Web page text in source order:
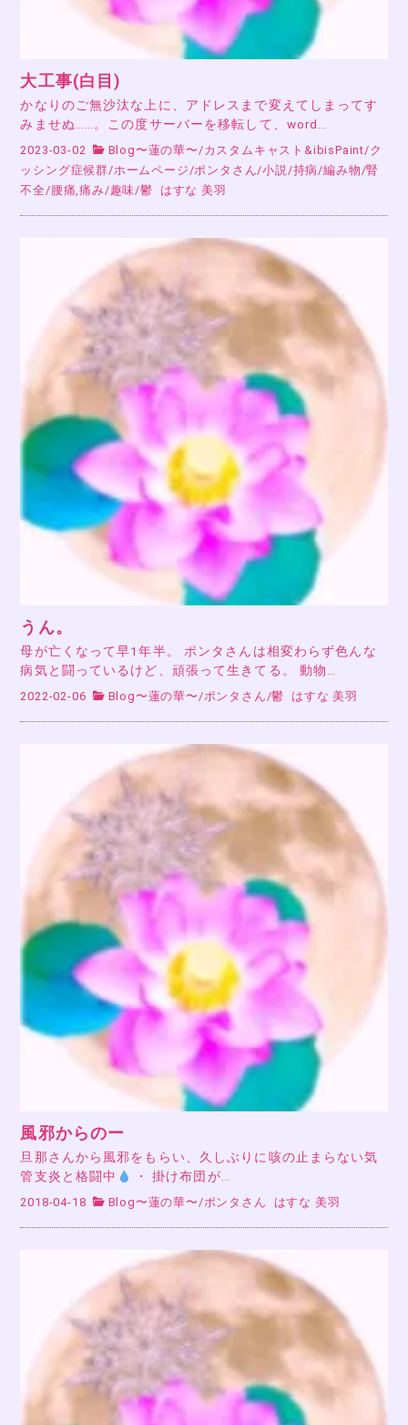
大工事(白目)
かなりのご無沙汰な上に、アドレスまで変えてしまってす
みませぬ……。この度サーバーを移転して、word…
2023-03-02 Blog〜蓮の華〜 /カスタムキャスト&ibisPaint/ク
ッシング症候群/ホームページ /ポンタさん/小説 /持病 /編み物 /腎
不全/腰痛,痛み/趣味/鬱 はすな 美羽
うん。
母が亡くなって早1年半。 ポンタさんは相変わらず色んな
病気と闘っているけど、頑張って生きてる。 動物…
2022-02-06 Blog〜蓮の華〜 /ポンタさん /鬱 はすな 美羽
風邪からのー
旦那さんから風邪をもらい、久しぶりに咳の止まらない気
管支炎と格闘中
・ 掛け布団が…
2018-04-18 Blog〜蓮の華〜 /ポンタさん はすな 美羽